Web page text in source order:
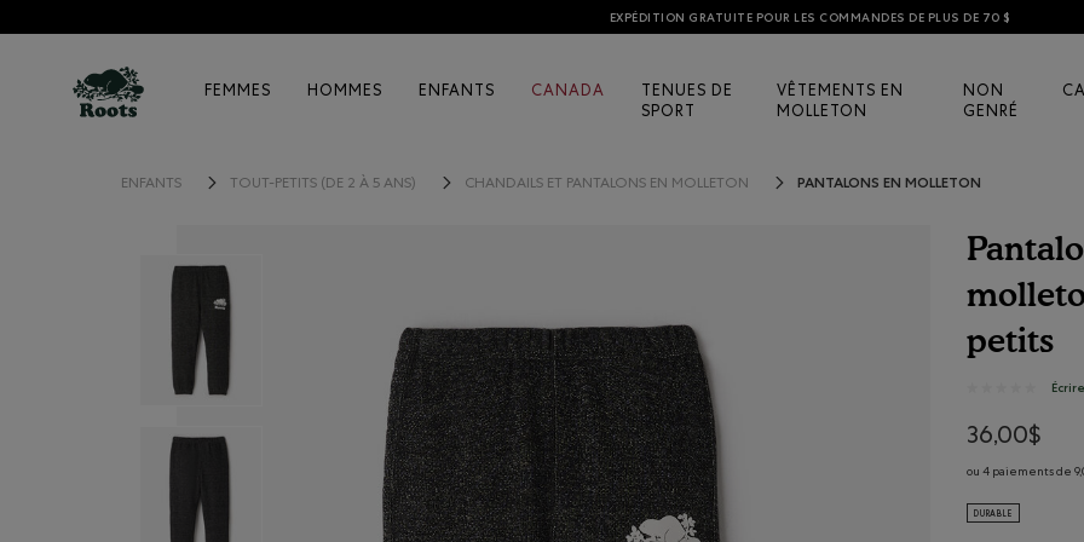
EXPÉDITION GRATUITE POUR LES COMMANDES DE PLUS DE 70 $
FEMMES HOMMES ENFANTS CANADA
TENUES DE
SPORT
VÊTEMENTS EN
MOLLETON
NON
GENRÉ
ENFANTS TOUT-PETITS (DE 2 À 5 ANS) CHANDAILS ET PANTALONS EN MOLLETON PANTALONS EN MOLLETON
petits
5 sur 5
pour
en
36,00$
ou 4 paiements de
DURABLE